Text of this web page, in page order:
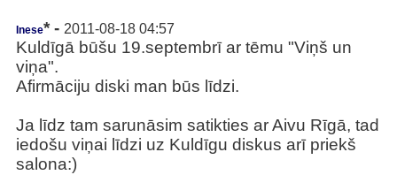
Inese* - 2011-08-18 04:57
Kuldīgā būšu 19.septembrī ar tēmu "Viņš un
viņa".
Afirmāciju diski man būs līdzi.
Ja līdz tam sarunāsim satikties ar Aivu Rīgā, tad
iedošu viņai līdzi uz Kuldīgu diskus arī priekš
salona:)